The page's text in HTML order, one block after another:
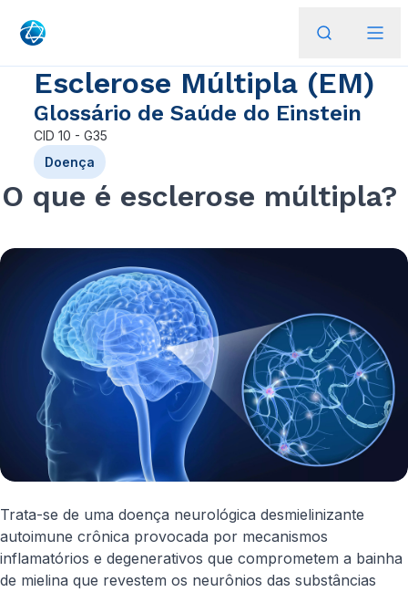
Esclerose Múltipla (EM)
Glossário de Saúde do Einstein
CID 10 - G35
Doença
O que é esclerose múltipla?
Trata-se de uma doença neurológica desmielinizante
autoimune crônica provocada por mecanismos
inflamatórios e degenerativos que comprometem a bainha
de mielina que revestem os neurônios das substâncias